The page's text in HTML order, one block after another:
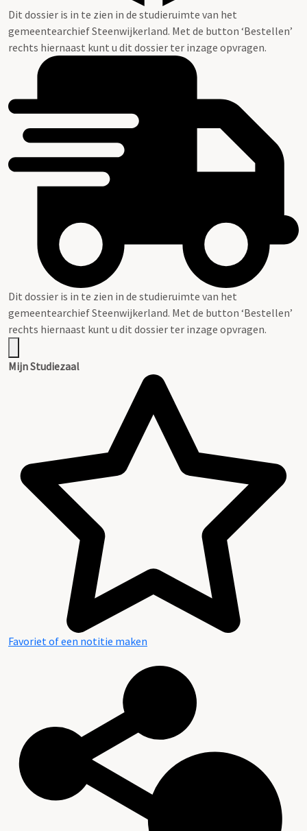
Dit dossier is in te zien in de studieruimte van het
gemeentearchief Steenwijkerland. Met de button ‘Bestellen’
rechts hiernaast kunt u dit dossier ter inzage opvragen.
Dit dossier is in te zien in de studieruimte van het
gemeentearchief Steenwijkerland. Met de button ‘Bestellen’
rechts hiernaast kunt u dit dossier ter inzage opvragen.
Mijn Studiezaal
Favoriet of een notitie maken